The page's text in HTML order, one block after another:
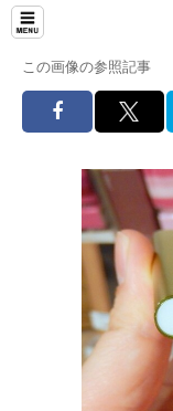
この画像の参照記事